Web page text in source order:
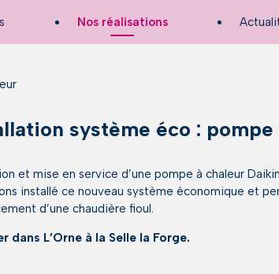
Nos réalisations
système éco : pompe
et mise en service d’une pompe à chaleur
installé ce nouveau système économique et
d’une chaudière fioul.
dans L’Orne à la Selle la Forge.